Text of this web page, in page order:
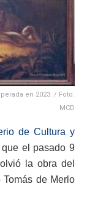
en 2023. / Foto:
MCD
de Cultura y
el pasado 9
la obra del
de Merlo